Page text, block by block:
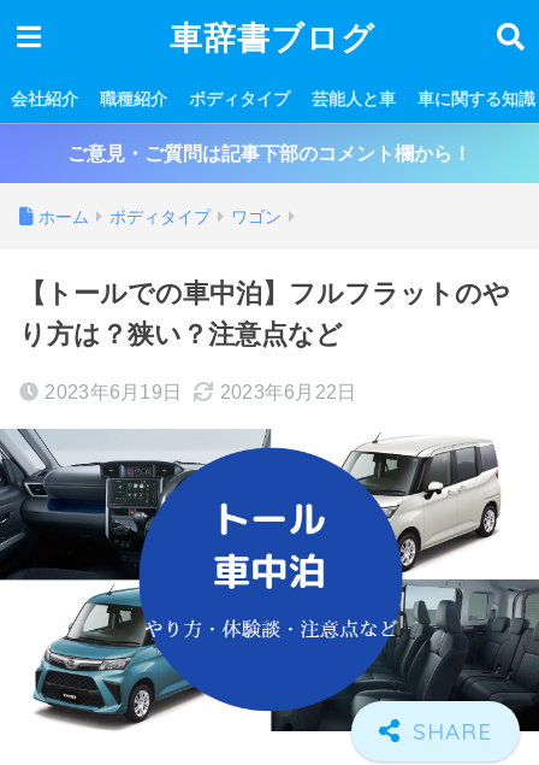
車辞書ブログ
会社紹介 職種紹介 ボディタイプ 芸能人と車 車に関する知識
ご意見・ご質問は記事下部のコメント欄から！
ホーム ボディタイプ ワゴン
【トールでの車中泊】フルフラットのや
り方は？狭い？注意点など
2023年6月19日 2023年6月22日